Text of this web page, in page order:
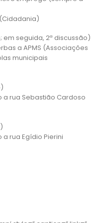
em seguida, 2ª discussão)
a APMS (Associações
municipais
rua Sebastião Cardoso
rua Egídio Pierini